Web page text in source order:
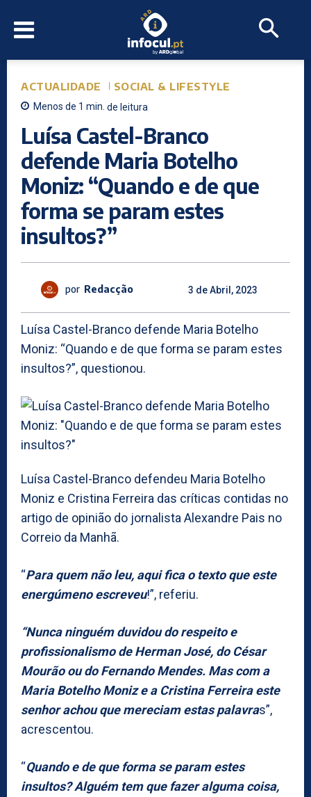
ACTUALIDADE SOCIAL & LIFESTYLE
Menos de 1 min. de leitura
Luísa Castel-Branco
defende Maria Botelho
Moniz: “Quando e de que
forma se param estes
insultos?”
por Redacção 3 de Abril, 2023
Luísa Castel-Branco defende Maria Botelho
Moniz: “Quando e de que forma se param estes
insultos?”, questionou.
Luísa Castel-Branco defendeu Maria Botelho
Moniz e Cristina Ferreira das críticas contidas no
artigo de opinião do jornalista Alexandre Pais no
Correio da Manhã.
“Para quem não leu, aqui fica o texto que este
energúmeno escreveu!”, referiu.
“Nunca ninguém duvidou do respeito e
profissionalismo de Herman José, do César
Mourão ou do Fernando Mendes. Mas com a
Maria Botelho Moniz e a Cristina Ferreira este
senhor achou que mereciam estas palavras”,
acrescentou.
“Quando e de que forma se param estes
insultos? Alguém tem que fazer alguma coisa,